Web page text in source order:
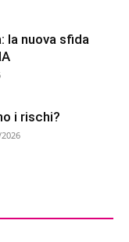
la nuova sfida
i rischi?